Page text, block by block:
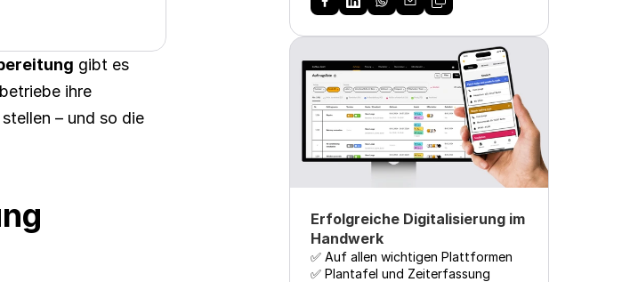
gibt es
ihre
stellen – und so die
Erfolgreiche Digitalisierung im
Handwerk
✅ Auf allen wichtigen Plattformen
✅ Plantafel und Zeiterfassung